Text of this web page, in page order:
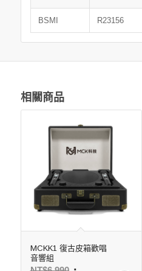
BSMI R23156
相關商品
MCKK1 復古皮箱歡唱
音響組